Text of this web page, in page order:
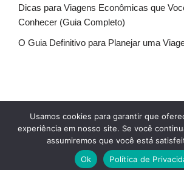
Dicas para Viagens Econômicas que
Conhecer (Guia Completo)
O Guia Definitivo para Planejar uma
Sobre Nós Fale conosco
Termos de uso
Glossário
© Explore Destinos - TODOS OS
RESERVADOS.
Usamos cookies para garantir que
experiência em nosso site. Se você
assumiremos que você está
Ok
Política de